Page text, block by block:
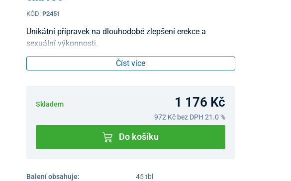
KÓD: P2451
Unikátní přípravek na dlouhodobé zlepšení erekce a
sexuální výkonnosti.
Číst více
Skladem 1 176 Kč
972 Kčbez DPH 21.0 %
Do košíku
Balení obsahuje:
45 tbl